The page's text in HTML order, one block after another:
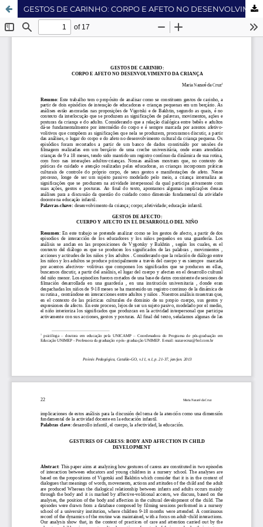
GESTOS DE CARINHO: CORPO E AFETO NO DESENVOLVIMENTO DA CRIANÇA